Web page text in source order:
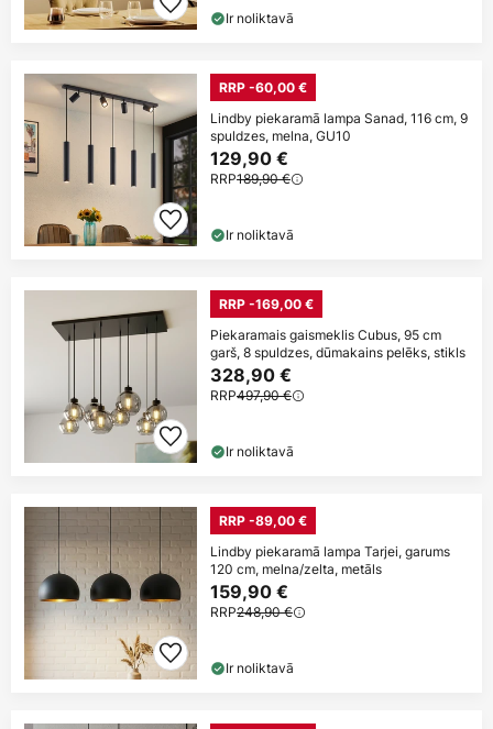
Ir noliktavā
RRP -60,00 €
Lindby piekaramā lampa Sanad, 116 cm, 9
spuldzes, melna, GU10
129,90 €
RRP189,90 €
Ir noliktavā
RRP -169,00 €
Piekaramais gaismeklis Cubus, 95 cm
garš, 8 spuldzes, dūmakains pelēks, stikls
328,90 €
RRP497,90 €
Ir noliktavā
RRP -89,00 €
Lindby piekaramā lampa Tarjei, garums
120 cm, melna/zelta, metāls
159,90 €
RRP248,90 €
Ir noliktavā